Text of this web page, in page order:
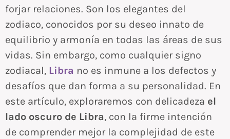
forjar relaciones. Son los elegantes del
zodiaco, conocidos por su deseo innato de
equilibrio y armonía en todas las áreas de sus
vidas. Sin embargo, como cualquier signo
zodiacal, Libra no es inmune a los defectos y
desafíos que dan forma a su personalidad. En
este artículo, exploraremos con delicadeza el
lado oscuro de Libra, con la firme intención
de comprender mejor la complejidad de este